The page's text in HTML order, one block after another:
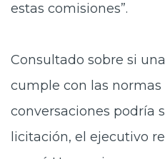
estas comisiones”.
Consultado sobre si
cumple con las normas
conversaciones podría
licitación, el ejecutivo